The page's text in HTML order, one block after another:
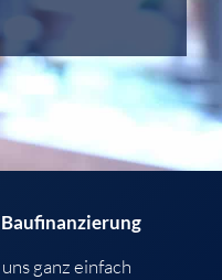
Baufinanzierung
ganz einfach